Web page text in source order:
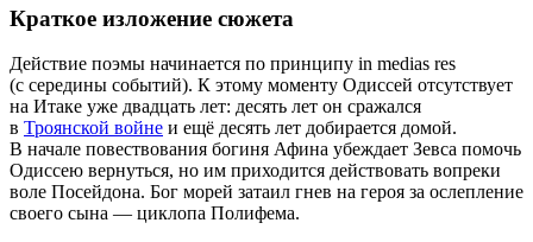
Краткое изложение сюжета
Действие поэмы начинается по принципу in medias res
(с середины событий). К этому моменту Одиссей отсутствует
на Итаке уже двадцать лет: десять лет он сражался
в Троянской войне и ещё десять лет добирается домой.
В начале повествования богиня Афина убеждает Зевса помочь
Одиссею вернуться, но им приходится действовать вопреки
воле Посейдона. Бог морей затаил гнев на героя за ослепление
своего сына — циклопа Полифема.